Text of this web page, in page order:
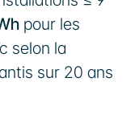
pour les
selon la
sur 20 ans